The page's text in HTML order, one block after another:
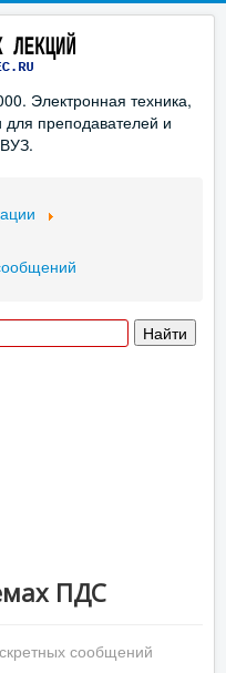
Электронная техника,
для преподавателей и
ПДС
сообщений